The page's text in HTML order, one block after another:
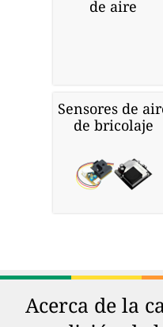
de aire
Sensores de
de bricolaje
Acerca de la